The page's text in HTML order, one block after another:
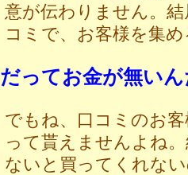
意が伝わりません。
コミで、お客様を集
だってお金が無い
でもね、口コミのお
って貰えませんよね
ないと買ってくれな